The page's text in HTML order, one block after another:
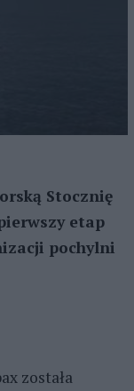
Stocznię
etap
pochylni
została